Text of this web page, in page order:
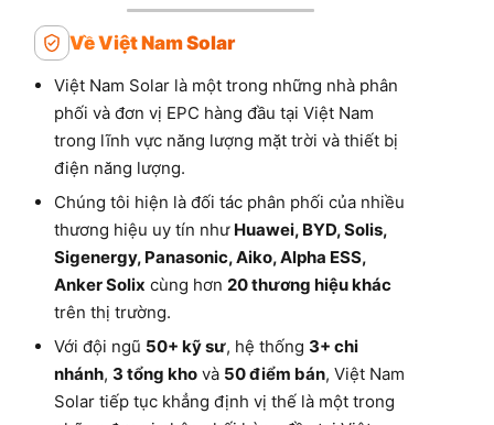
VIỆT NAM SOLAR
Về Việt Nam Solar
Việt Nam Solar là một trong những nhà phân
phối và đơn vị EPC hàng đầu tại Việt Nam
trong lĩnh vực năng lượng mặt trời và thiết bị
điện năng lượng.
Chúng tôi hiện là đối tác phân phối của nhiều
thương hiệu uy tín như Huawei, BYD, Solis,
Sigenergy, Panasonic, Aiko, Alpha ESS,
Anker Solixcùng hơn20 thương hiệu khác